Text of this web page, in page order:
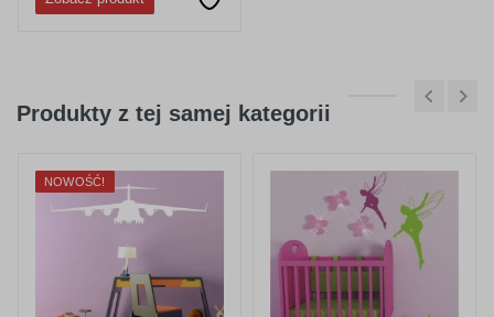
Produkty z tej samej kategorii
NOWOŚĆ!